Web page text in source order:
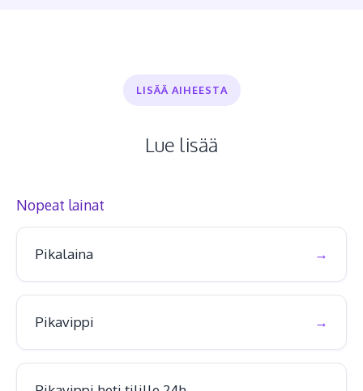
LISÄÄ AIHEESTA
Lue lisää
Nopeat lainat
Pikalaina
Pikavippi